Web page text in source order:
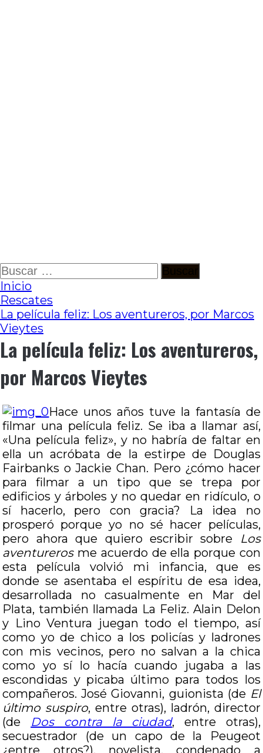
Ir
al
contenido
Buscar:
Inicio
Rescates
La película feliz: Los aventureros, por Marcos
Vieytes
La película feliz: Los aventureros,
por Marcos Vieytes
Hace unos años tuve la fantasía de
filmar una película feliz. Se iba a llamar así,
«Una película feliz», y no habría de faltar en
ella un acróbata de la estirpe de Douglas
Fairbanks o Jackie Chan. Pero ¿cómo hacer
para filmar a un tipo que se trepa por
edificios y árboles y no quedar en ridículo, o
sí hacerlo, pero con gracia? La idea no
prosperó porque yo no sé hacer películas,
pero ahora que quiero escribir sobre
Los
aventurerosme acuerdo de ella porque con
esta película volvió mi infancia, que es
donde se asentaba el espíritu de esa idea,
desarrollada no casualmente en Mar del
Plata, también llamada La Feliz. Alain Delon
y Lino Ventura juegan todo el tiempo, así
como yo de chico a los policías y ladrones
con mis vecinos, pero no salvan a la chica
como yo sí lo hacía cuando jugaba a las
escondidas y picaba último para todos los
compañeros. José Giovanni, guionista (de El
último suspiro, entre otras), ladrón, director
(de Dos contra la ciudad, entre otras),
secuestrador (de un capo de la Peugeot
¿entre otros?), novelista, condenado a